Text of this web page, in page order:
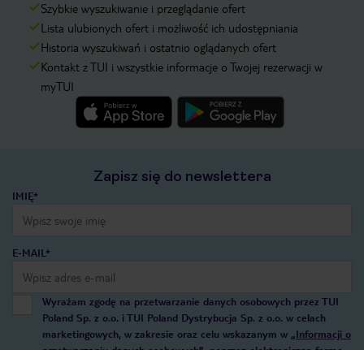
Szybkie wyszukiwanie i przeglądanie ofert
Lista ulubionych ofert i możliwość ich udostępniania
Historia wyszukiwań i ostatnio oglądanych ofert
Kontakt z TUI i wszystkie informacje o Twojej rezerwacji w
myTUI
Zapisz się do newslettera
IMIĘ*
E-MAIL*
Wyrażam zgodę na przetwarzanie danych osobowych przez TUI
Poland Sp. z o.o. i TUI Poland Dystrybucja Sp. z o.o. w celach
marketingowych, w zakresie oraz celu wskazanym w „Informacji o